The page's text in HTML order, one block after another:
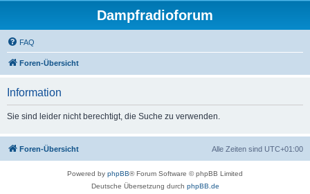
Dampfradioforum
FAQ
Foren-Übersicht
Information
Sie sind leider nicht berechtigt, die Suche zu verwenden.
Foren-Übersicht Alle Zeiten sind UTC+01:00
Powered by phpBB® Forum Software © phpBB Limited
Deutsche Übersetzung durch phpBB.de